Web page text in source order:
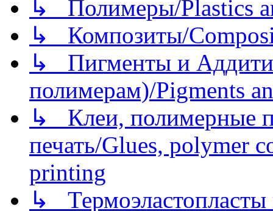
↳ Полимеры/Plastics
↳ Композиты/
↳ Пигменты и
полимерам)/Pigments
↳ Клеи, полимерные
печать/Glues, polymer
printing
↳